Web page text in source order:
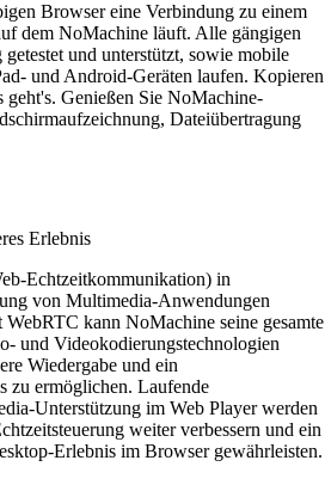
Browser eine Verbindung zu einem
dem NoMachine läuft. Alle gängigen
und unterstützt, sowie mobile
und Android-Geräten laufen. Kopieren
Genießen Sie NoMachine-
Dateiübertragung
Erlebnis
Echtzeitkommunikation) in
von Multimedia-Anwendungen
kann NoMachine seine gesamte
und Videokodierungstechnologien
Wiedergabe und ein
zu ermöglichen. Laufende
Unterstützung im Web Player werden
weiter verbessern und ein
Erlebnis im Browser gewährleisten.